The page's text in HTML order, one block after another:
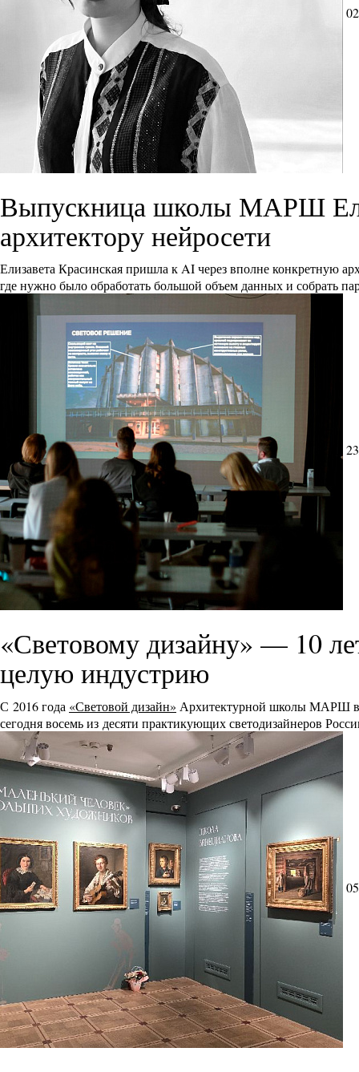
Выпускница школы МАРШ
архитектору нейросети
Елизавета Красинская пришла к AI через вполне конкретную
где нужно было обработать большой объем данных и собрать
«Световому дизайну» — 10
целую индустрию
С 2016 года «Световой дизайн» Архитектурной школы МАРШ
сегодня восемь из десяти практикующих светодизайнеров